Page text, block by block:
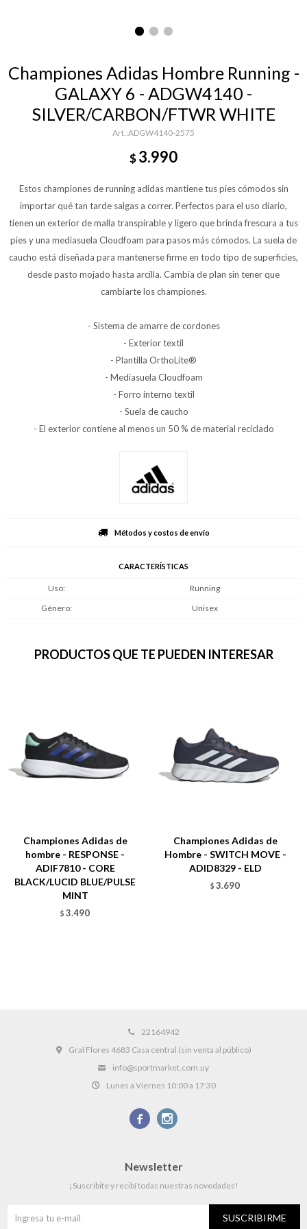
Championes Adidas Hombre Running -
GALAXY 6 - ADGW4140 -
SILVER/CARBON/FTWR WHITE
ADGW4140-2575
$3.990
Estos championes de running adidas mantiene tus pies cómodos sin
importar qué tan tarde salgas a correr. Perfectos para el uso diario,
tienen un exterior de malla transpirable y ligero que brinda frescura a tus
pies y una mediasuela Cloudfoam para pasos más cómodos. La suela de
caucho está diseñada para mantenerse firme en todo tipo de superficies,
desde pasto mojado hasta arcilla. Cambia de plan sin tener que
cambiarte los championes.
- Sistema de amarre de cordones
- Exterior textil
- Plantilla OrthoLite®
- Mediasuela Cloudfoam
- Forro interno textil
- Suela de caucho
- El exterior contiene al menos un 50 % de material reciclado
Métodos y costos de envío
CARACTERÍSTICAS
Uso
Running
Género
Unisex
PRODUCTOS QUE TE PUEDEN INTERESAR
Championes Adidas de
hombre - RESPONSE -
ADIF7810 - CORE
BLACK/LUCID BLUE/PULSE
MINT
$ 3.490
Championes Adidas de
Hombre - SWITCH MOVE -
ADID8329 - ELD
$ 3.690
22164942
Gral Flores 4683 Casa central (sin venta al público)
info@sportmarket.com.uy
Lunes a Viernes 10:00 a 17:30
 
Newsletter
¡Suscribite y recibí todas nuestras novedades!
SUSCRIBIRME